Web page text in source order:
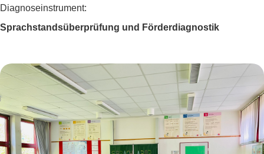
Diagnoseinstrument:
Sprachstandsüberprüfung und Förderdiagnostik